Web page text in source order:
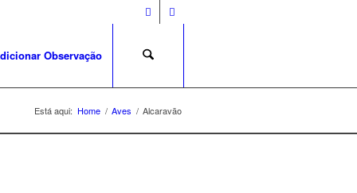
Observação
Está aqui: Home / Aves / Alcaravão